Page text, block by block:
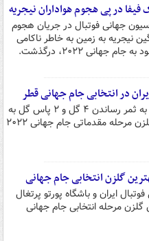
در پی هجوم هواداران نیجریه
جهانی فوتبال در جریان هجوم
نیجریه به زمین به خاطر ناکامی
جهانی ۲۰۲۲، درگذشت.
در انتخابی جام جهانی قطر
مهدی طارمی با به ثمر رساندن ۴ گل و ۲ پاس گل به
عنوان بهترین گلزن مرحله مقدماتی جام جهانی ۲۰۲۲
گلزن انتخابی جام جهانی
ایران و باشگاه پورتو پرتغال
گلزن مرحله انتخابی جام جهانی